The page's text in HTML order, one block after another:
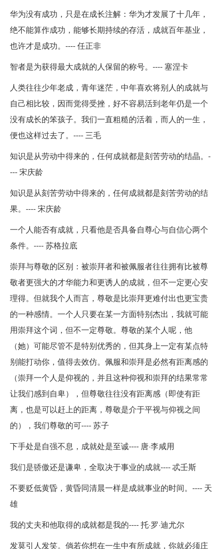
华为没有成功，只是在成长注解：华为才发展了十几年，
绝不能算作成功，能够长期持续的存活，成就百年基业，
也许才是成功。---- 任正非
智者是为获得最大成就的人保留的称号。---- 塞涅卡
人类往往少年老成，青年迷茫，中年喜欢将别人的成就与
自己相比较，因而觉得受挫，好不容易活到老年仍是一个
没有成长的笨孩子。我们一直粗糙的活着，而人的一生，
便也这样过去了。---- 三毛
知识是从劳动中得来的，任何成就都是刻苦劳动的结晶。-
--- 宋庆龄
知识是从刻苦劳动中得来的，任何成就都是刻苦劳动的结
果。---- 宋庆龄
一个人能否有成就，只看他是否具备自尊心与自信心两个
条件。---- 苏格拉底
崇拜与尊敬的区别：被崇拜者和被佩服者往往拥有比被尊
敬者更强大的才华能力和更诱人的成就，但不一定更心安
理得。但就我个人而言，尊敬是比崇拜更难付出也更宝贵
的一种感情。一个人只要在某一方面特别杰出，我就可能
用崇拜这个词，但不一定尊敬。尊敬的某个人呢，他
（她）可能尽管不是特别优秀的，但其身上一定有某点特
别能打动你，值得去效仿。佩服和崇拜是必然有距离感的
（崇拜一个人是仰视的，并且这种仰视和崇拜的结果常常
让我们感到自卑），但尊敬往往没有距离感（即使有距
离，也是可以赶上的距离，尊敬是介于平视与仰视之间
的），我们尊敬的可---- 苏子
下手处是自强不息，成就处是至诚---- 唐·李咸用
我们是骄傲还是谦卑，全取决于事业的成就---- 忒壬斯
不要贬低黄昏，黄昏同清晨一样是成就事业的时间。---- 天
雄
我的丈夫和他取得的成就都是我的---- 托·罗·迪尤尔
发莫引人发笑。倘若你想在一生中有所成就，你就必须庄